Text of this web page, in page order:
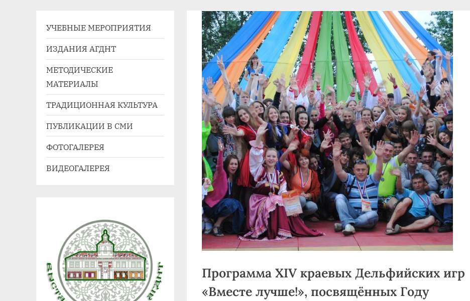
mail:
agdnt@yandex.ru
тел./
факс:
(3852)
63
39
Toggle
sub-
menu
Программа XIV краевых Дельфийских игр
«Вместе лучше!», посвящённых Году
УЧЕБНЫЕ МЕРОПРИЯТИЯ
ИЗДАНИЯ АГДНТ
МЕТОДИЧЕСКИЕ
МАТЕРИАЛЫ
ТРАДИЦИОННАЯ КУЛЬТУРА
ПУБЛИКАЦИИ В СМИ
ФОТОГАЛЕРЕЯ
ВИДЕОГАЛЕРЕЯ